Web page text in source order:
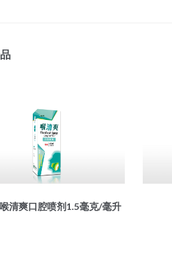
清爽口腔喷剂1.5毫克/毫升